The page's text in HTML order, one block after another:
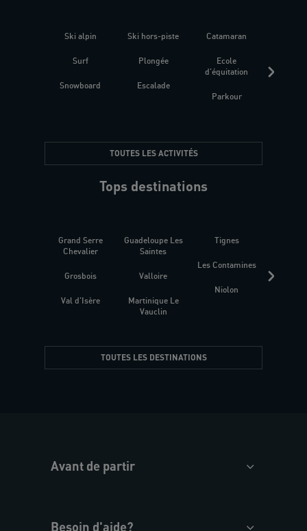
Ski alpin
Surf
Snowboard
Ski hors-piste
Plongée
Escalade
Catamaran
Ecole
d'équitation
Parkour
TOUTES LES ACTIVITÉS
Tops destinations
Grand Serre
Chevalier
Grosbois
Val d'Isère
Guadeloupe Les
Saintes
Valloire
Martinique Le
Vauclin
Tignes
Les Contamines
Niolon
TOUTES LES DESTINATIONS
Avant de partir
Besoin d'aide?